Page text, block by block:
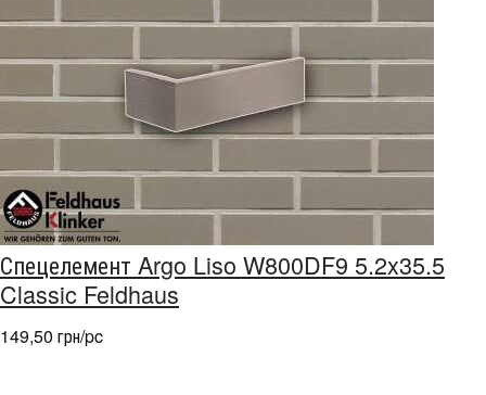
Спецелемент Argo Liso W800DF9 5.2x35.5
Classic Feldhaus
149,50 грн/pc